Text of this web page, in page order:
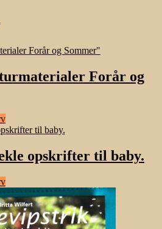
Forår og
opskrifter til baby.